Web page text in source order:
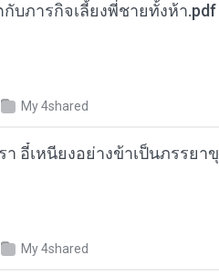
บภารกิจเลี้ยงพี่ชายทั้งห้า.pdf
My 4shared
า อี๋เหนียงอย่างข้าเป็นภรรยา
My 4shared